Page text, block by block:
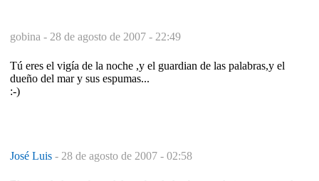
gobina - 28 de agosto de 2007 - 22:49
Tú eres el vigía de la noche ,y el guardian de las palabras,y el
dueño del mar y sus espumas...
:-)
José Luis - 28 de agosto de 2007 - 02:58